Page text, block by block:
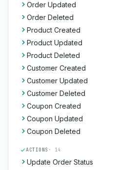
Order Updated
Order Deleted
Product Created
Product Updated
Product Deleted
Customer Created
Customer Updated
Customer Deleted
Coupon Created
Coupon Updated
Coupon Deleted
ACTIONS · 14
Update Order Status